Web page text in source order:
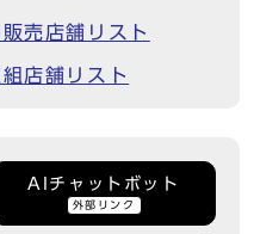
売店舗リスト
店舗リスト
AIチャットボット
外部リンク